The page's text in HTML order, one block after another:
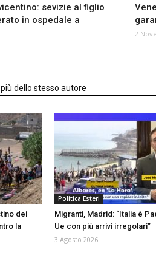
sevizie al figlio
in ospedale a
2
più dello stesso autore
dei
la
Politica Esteri
Migranti, Madrid: “Italia è
Ue con più arrivi irregolari”
3 Agosto 2026